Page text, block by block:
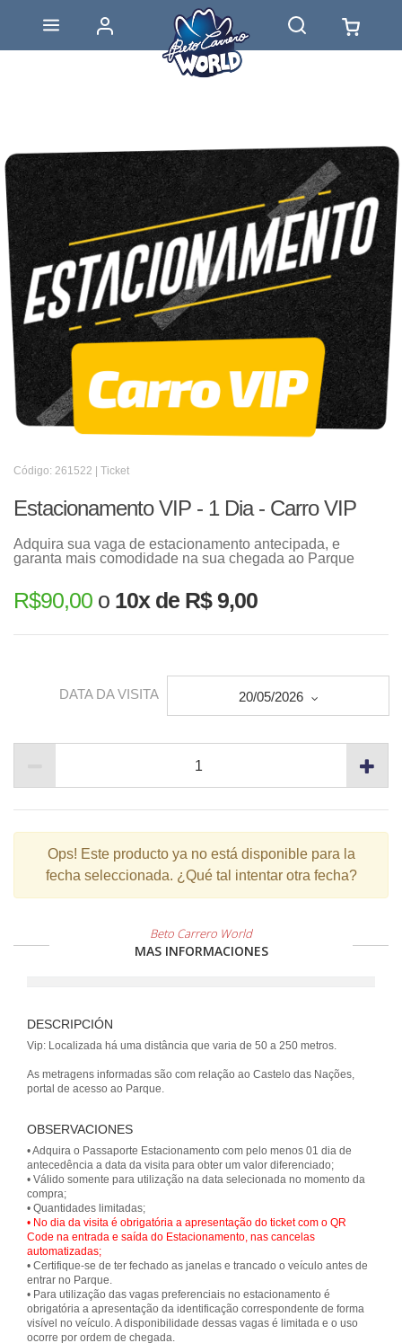
Código: 261522 | Ticket
Estacionamento VIP - 1 Dia - Carro VIP
Adquira sua vaga de estacionamento antecipada, e
garanta mais comodidade na sua chegada ao Parque
R$90,00 o 10x de R$ 9,00
DATA DA VISITA 20/05/2026
Ops! Este producto ya no está disponible para la
fecha seleccionada. ¿Qué tal intentar otra fecha?
Beto Carrero World
MAS INFORMACIONES
DESCRIPCIÓN
Vip: Localizada há uma distância que varia de 50 a 250 metros.
As metragens informadas são com relação ao Castelo das Nações,
portal de acesso ao Parque.
OBSERVACIONES
• Adquira o Passaporte Estacionamento com pelo menos 01 dia de
antecedência a data da visita para obter um valor diferenciado;
• Válido somente para utilização na data selecionada no momento da
compra;
• No dia da visita é obrigatória a apresentação do ticket com o QR
Code na entrada e saída do Estacionamento, nas cancelas
automatizadas;
• Certifique-se de ter fechado as janelas e trancado o veículo antes de
entrar no Parque.
• Para utilização das vagas preferenciais no estacionamento é
obrigatória a apresentação da identificação correspondente de forma
visível no veículo. A disponibilidade dessas vagas é limitada e o uso
ocorre por ordem de chegada.